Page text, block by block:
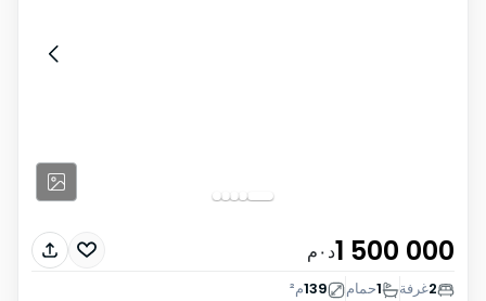
1 500 000د٠م
2غرفة 1حمام 139م²